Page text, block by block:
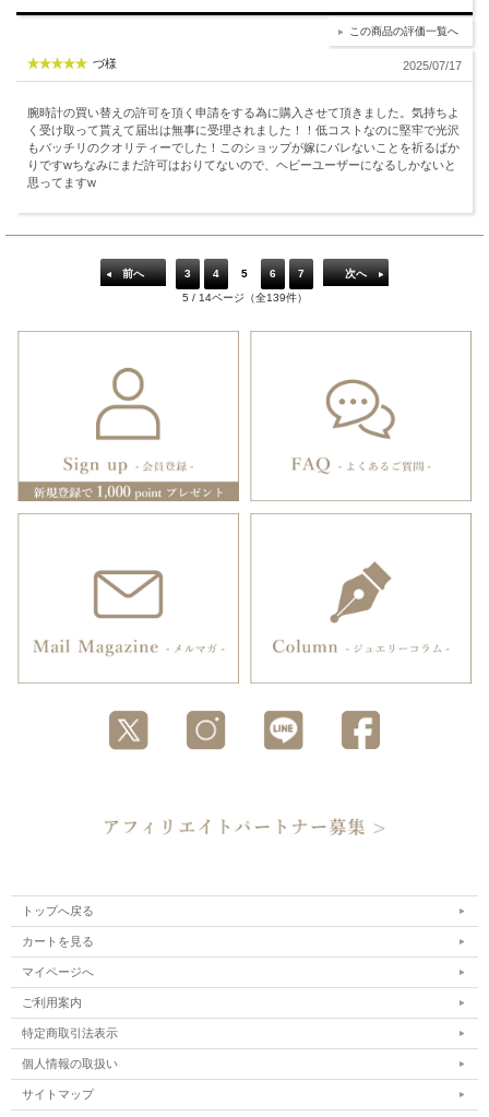
この商品の評価一覧へ
づ様 2025/07/17
腕時計の買い替えの許可を頂く申請をする為に購入させて頂きました。気持ちよ
く受け取って貰えて届出は無事に受理されました！！低コストなのに堅牢で光沢
もバッチリのクオリティーでした！このショップが嫁にバレないことを祈るばか
りですwちなみにまだ許可はおりてないので、ヘビーユーザーになるしかないと
思ってますw
前へ 3 4 5 6 7
次へ
5 / 14ページ（全139件）
トップへ戻る
カートを見る
マイページへ
ご利用案内
特定商取引法表示
個人情報の取扱い
サイトマップ